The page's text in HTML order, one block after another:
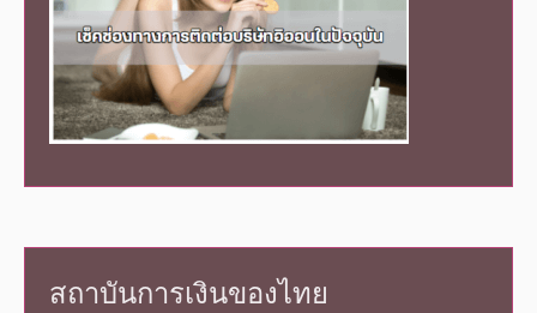
สถาบันการเงินของไทย